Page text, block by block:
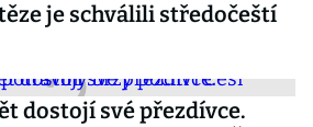
je schválili středočeští
dostojí své přezdívce.